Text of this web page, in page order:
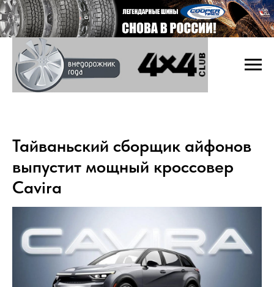
Тайваньский сборщик айфонов
выпустит мощный кроссовер
Cavira